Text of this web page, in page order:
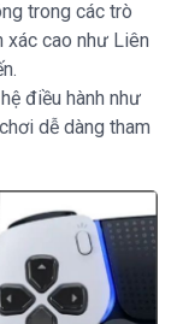
trong các trò
xác cao như Liên
điều hành như
dễ dàng tham